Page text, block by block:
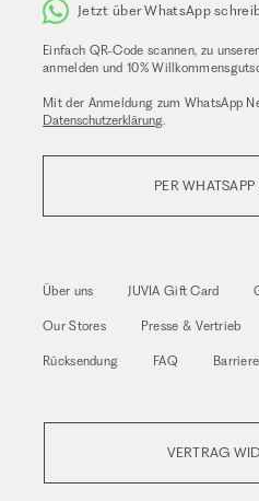
Jetzt über WhatsApp
Einfach QR-Code scannen, zu
anmelden und 10%
Mit der Anmeldung zum WhatsApp
Datenschutzerklärung
PER
Über uns JUVIA Gift Card
Our Stores Presse & Vertrieb
Rücksendung FAQ
VERTRAG